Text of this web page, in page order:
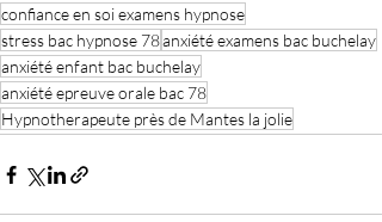
confiance en soi examens hypnose
stress bac hypnose 78anxiété examens bac buchelay
anxiété enfant bac buchelay
anxiété epreuve orale bac 78
Hypnotherapeute près de Mantes la jolie